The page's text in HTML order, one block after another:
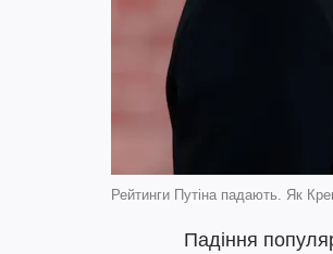
Рейтинги Путіна падають. Як
Падіння